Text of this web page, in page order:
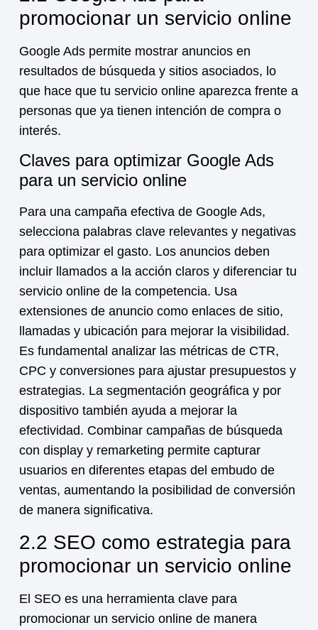
promocionar un servicio online
Google Ads permite mostrar anuncios en
resultados de búsqueda y sitios asociados, lo
que hace que tu servicio onlineaparezca frente a
personas que ya tienen intención de compra o
interés.
Claves para optimizar Google Ads
para un servicio online
Para una campaña efectiva de Google Ads,
selecciona palabras clave relevantes y negativas
para optimizar el gasto. Los anuncios deben
incluir llamados a la acción claros y diferenciar tu
servicio onlinede la competencia. Usa
extensiones de anuncio como enlaces de sitio,
llamadas y ubicación para mejorar la visibilidad.
Es fundamental analizar las métricas de CTR,
CPC y conversiones para ajustar presupuestos y
estrategias. La segmentación geográfica y por
dispositivo también ayuda a mejorar la
efectividad. Combinar campañas de búsqueda
con display y remarketing permite capturar
usuarios en diferentes etapas del embudo de
ventas, aumentando la posibilidad de conversión
de manera significativa.
2.2 SEO como estrategia para
promocionar un servicio online
El SEO es una herramienta clave para
promocionar un servicio onlinede manera